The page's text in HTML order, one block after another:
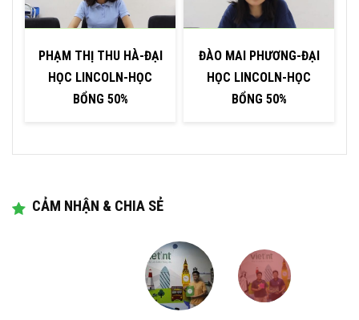
PHẠM THỊ THU HÀ-ĐẠI
HỌC LINCOLN-HỌC
BỔNG 50%
ĐÀO MAI PHƯƠNG-ĐẠI
HỌC LINCOLN-HỌC
BỔNG 50%
CẢM NHẬN & CHIA SẺ